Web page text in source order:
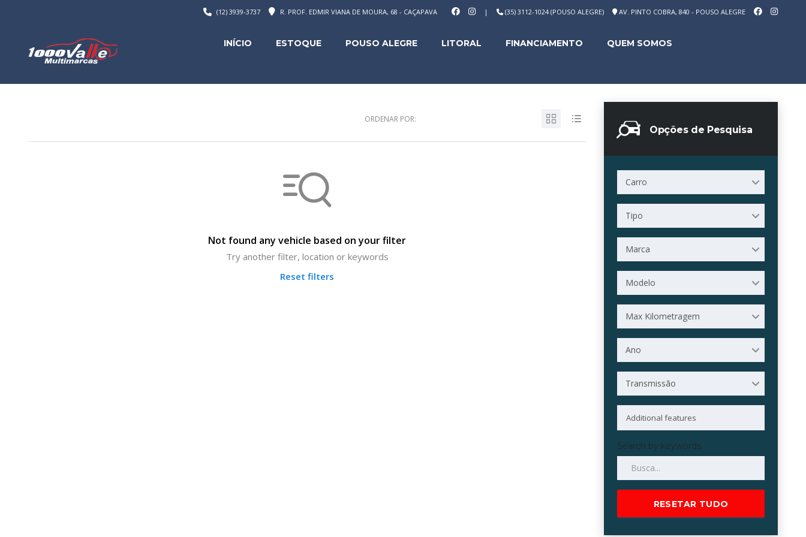
| (35) 3112-1024 (POUSO ALEGRE) AV. PINTO COBRA, 840 - POUSO ALEGRE
R. PROF. EDMIR VIANA DE MOURA, 68 - CAÇAPAVA
(12) 3939-3737
INÍCIO ESTOQUE POUSO ALEGRE LITORAL FINANCIAMENTO QUEM SOMOS
Opções de Pesquisa
Carro
Tipo
Marca
Modelo
Max Kilometragem
Ano
Transmissão
Search by keywords
RESETAR TUDO
ORDENAR POR:
Not found any vehicle based on your filter
Try another filter, location or keywords
Reset filters